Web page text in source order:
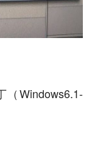
Windows6.1-